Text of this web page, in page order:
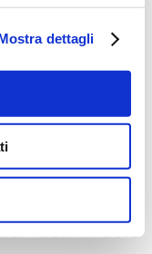
dettagli
l’edificio
tendenze
soluzione a
non vuole